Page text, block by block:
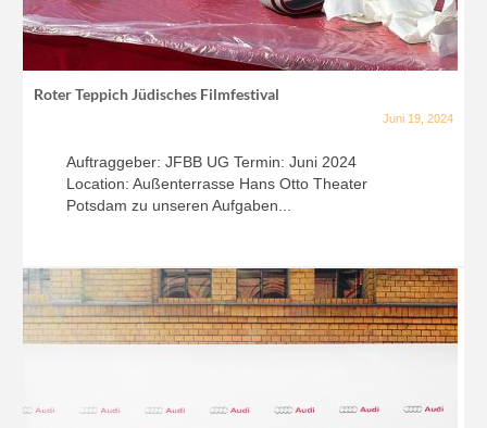
Roter Teppich Jüdisches Filmfestival
Juni 19, 2024
Auftraggeber: JFBB UG Termin: Juni 2024
Location: Außenterrasse Hans Otto Theater
Potsdam zu unseren Aufgaben...